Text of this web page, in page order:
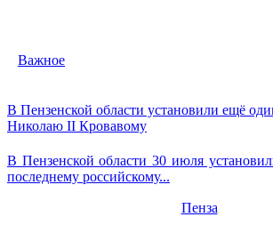
Важное
В Пензенской области установили ещё
Николаю II Кровавому
В Пензенской области 30 июля
последнему российскому...
Пенза